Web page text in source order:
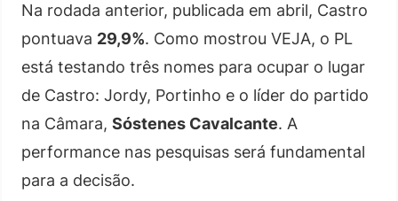
Na rodada anterior, publicada em abril, Castro
pontuava 29,9%. Como mostrou VEJA, o PL
está testando três nomes para ocupar o lugar
de Castro: Jordy, Portinho e o líder do partido
na Câmara, Sóstenes Cavalcante. A
performance nas pesquisas será fundamental
para a decisão.